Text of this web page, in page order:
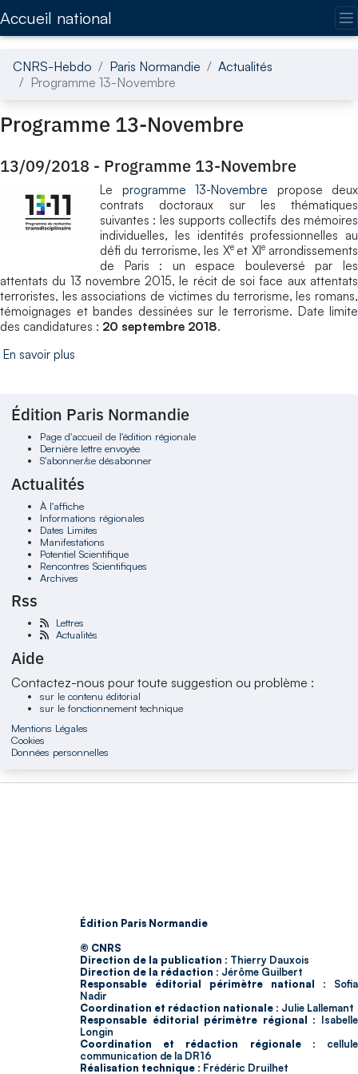
Accueil national
CNRS-Hebdo Paris Normandie
Actualités
Programme 13-Novembre
Programme 13-Novembre
13/09/2018 - Programme 13-Novembre
Le programme 13-Novembre propose deux
contrats doctoraux sur les thématiques
suivantes : les supports collectifs des mémoires
individuelles, les identités professionnelles au
défi du terrorisme, les Xe et XIearrondissements
de Paris : un espace bouleversé par les
attentats du 13 novembre 2015, le récit de soi face aux attentats
terroristes, les associations de victimes du terrorisme, les romans,
témoignages et bandes dessinées sur le terrorisme. Date limite
des candidatures : 20 septembre 2018.
En savoir plus
Édition Paris Normandie
Page d'accueil de l'édition régionale
Dernière lettre envoyée
S'abonner/se désabonner
Actualités
À l'affiche
Informations régionales
Dates Limites
Manifestations
Potentiel Scientifique
Rencontres Scientifiques
Archives
Rss
Lettres
Actualités
Aide
Contactez-nous pour toute suggestion ou problème :
sur le contenu éditorial
sur le fonctionnement technique
Mentions Légales
Cookies
Données personnelles
Édition Paris Normandie
© CNRS
Direction de la publication : Thierry Dauxois
Direction de la rédaction : Jérôme Guilbert
Responsable éditorial périmètre national : Sofia
Nadir
Coordination et rédaction nationale : Julie Lallemant
Responsable éditorial périmètre régional : Isabelle
Longin
Coordination et rédaction régionale : cellule
communication de la DR16
Réalisation technique : Frédéric Druilhet